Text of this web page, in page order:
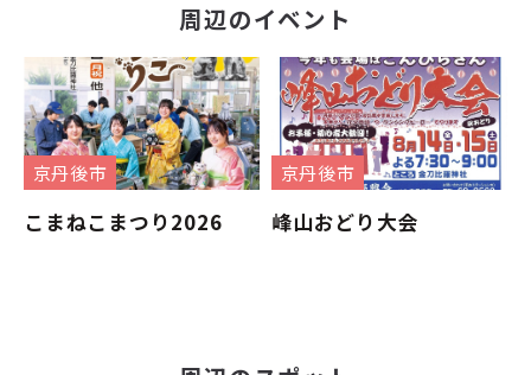
周辺のイベント
京丹後市
こまねこまつり2026
京丹後市
峰山おどり大会